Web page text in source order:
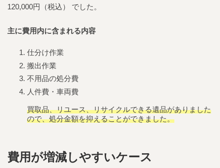
120,000円（税込） でした。
主に費用内に含まれる内容
仕分け作業
搬出作業
不用品の処分費
人件費・車両費
買取品、リユース、リサイクルできる遺品がありました
ので、処分金額を抑えることができました。
費用が増減しやすいケース